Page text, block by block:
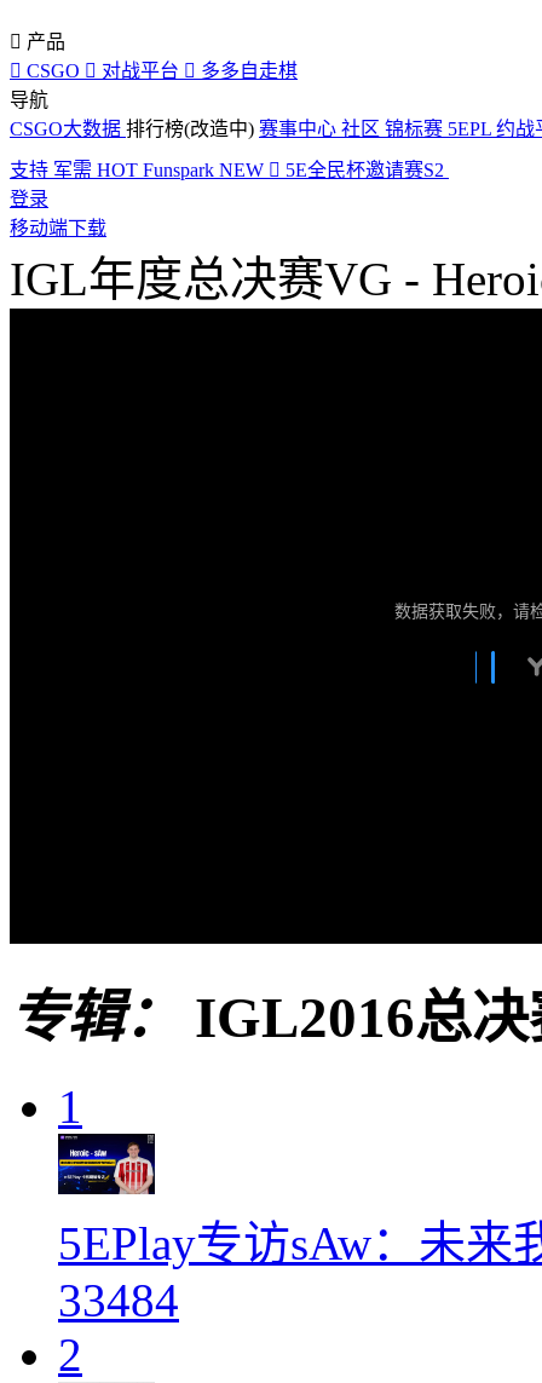
 产品
 CSGO  对战平台  多多自走棋
导航
CSGO大数据 排行榜(改造中) 赛事中心 社区 锦标赛 5EPL 约战
支持 军需 HOT Funspark NEW  5E全民杯邀请赛S2
登录
移动端下载
IGL年度总决赛VG -
数据获取失败，请
专辑： IGL2016总决
1
5EPlay专访sAw：未
33484
2